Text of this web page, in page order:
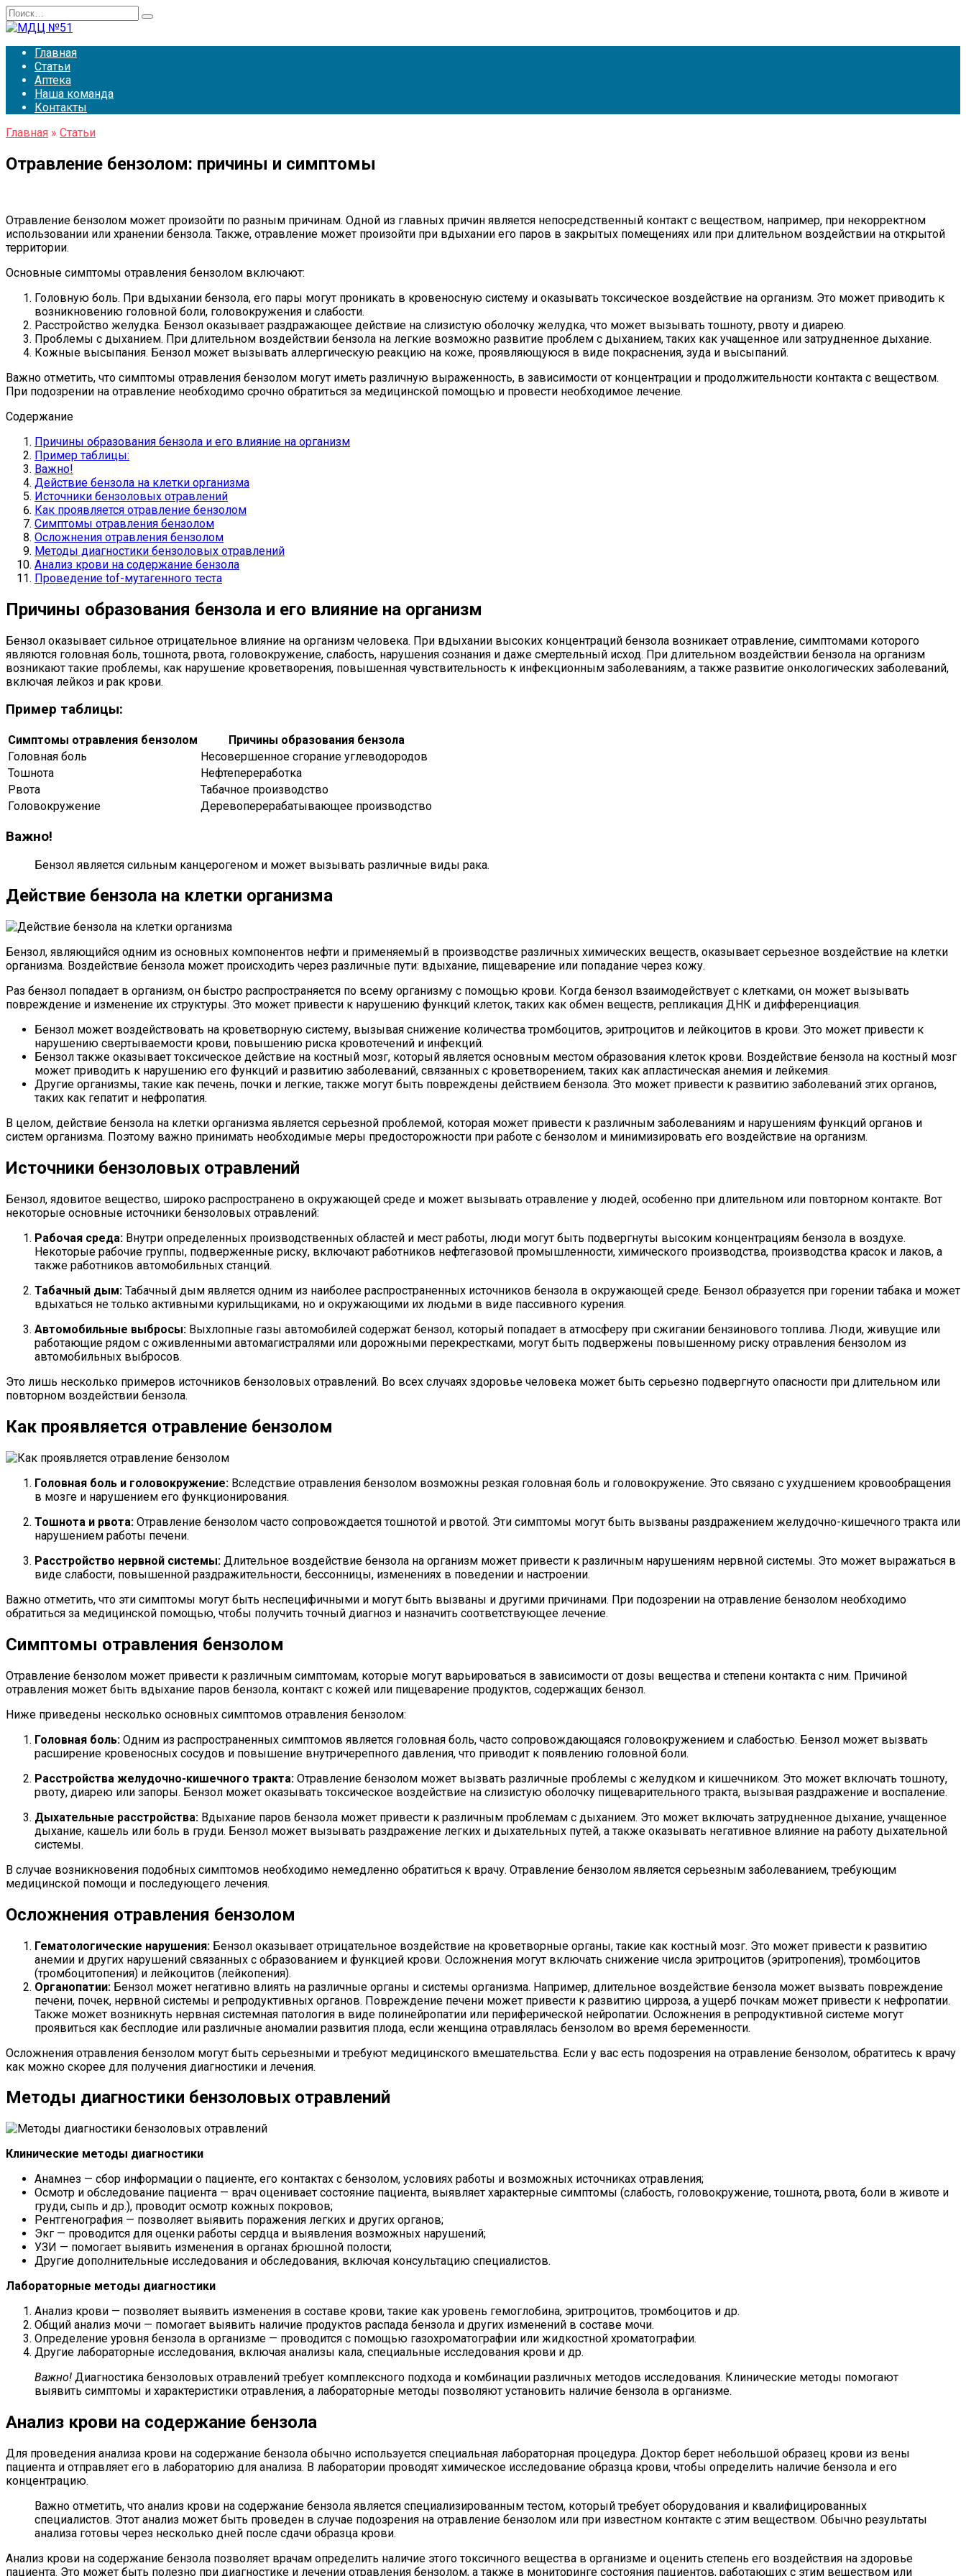
Перейти
к
Search
for:
Главная
Статьи
Аптека
Наша команда
Контакты
Главная » Статьи
Отравление бензолом: причины и симптомы
Отравление бензолом может произойти по разным причинам. Одной из главных причин является непосредственный контакт с веществом, например, при некорректном
использовании или хранении бензола. Также, отравление может произойти при вдыхании его паров в закрытых помещениях или при длительном воздействии на открытой
территории.
Основные симптомы отравления бензолом включают:
Головную боль. При вдыхании бензола, его пары могут проникать в кровеносную систему и оказывать токсическое воздействие на организм. Это может приводить к
возникновению головной боли, головокружения и слабости.
Расстройство желудка. Бензол оказывает раздражающее действие на слизистую оболочку желудка, что может вызывать тошноту, рвоту и диарею.
Проблемы с дыханием. При длительном воздействии бензола на легкие возможно развитие проблем с дыханием, таких как учащенное или затрудненное дыхание.
Кожные высыпания. Бензол может вызывать аллергическую реакцию на коже, проявляющуюся в виде покраснения, зуда и высыпаний.
Важно отметить, что симптомы отравления бензолом могут иметь различную выраженность, в зависимости от концентрации и продолжительности контакта с веществом.
При подозрении на отравление необходимо срочно обратиться за медицинской помощью и провести необходимое лечение.
Содержание
Причины образования бензола и его влияние на организм
Пример таблицы:
Важно!
Действие бензола на клетки организма
Источники бензоловых отравлений
Как проявляется отравление бензолом
Симптомы отравления бензолом
Осложнения отравления бензолом
Методы диагностики бензоловых отравлений
Анализ крови на содержание бензола
Проведение tof-мутагенного теста
Причины образования бензола и его влияние на организм
Бензол оказывает сильное отрицательное влияние на организм человека. При вдыхании высоких концентраций бензола возникает отравление, симптомами которого
являются головная боль, тошнота, рвота, головокружение, слабость, нарушения сознания и даже смертельный исход. При длительном воздействии бензола на организм
возникают такие проблемы, как нарушение кроветворения, повышенная чувствительность к инфекционным заболеваниям, а также развитие онкологических заболеваний,
включая лейкоз и рак крови.
Пример таблицы:
Симптомы отравления бензолом
Причины образования бензола
Головная боль
Несовершенное сгорание углеводородов
Тошнота
Нефтепереработка
Рвота
Табачное производство
Головокружение
Деревоперерабатывающее производство
Важно!
Бензол является сильным канцерогеном и может вызывать различные виды рака.
Действие бензола на клетки организма
Бензол, являющийся одним из основных компонентов нефти и применяемый в производстве различных химических веществ, оказывает серьезное воздействие на клетки
организма. Воздействие бензола может происходить через различные пути: вдыхание, пищеварение или попадание через кожу.
Раз бензол попадает в организм, он быстро распространяется по всему организму с помощью крови. Когда бензол взаимодействует с клетками, он может вызывать
повреждение и изменение их структуры. Это может привести к нарушению функций клеток, таких как обмен веществ, репликация ДНК и дифференциация.
Бензол может воздействовать на кроветворную систему, вызывая снижение количества тромбоцитов, эритроцитов и лейкоцитов в крови. Это может привести к
нарушению свертываемости крови, повышению риска кровотечений и инфекций.
Бензол также оказывает токсическое действие на костный мозг, который является основным местом образования клеток крови. Воздействие бензола на костный мозг
может приводить к нарушению его функций и развитию заболеваний, связанных с кроветворением, таких как апластическая анемия и лейкемия.
Другие организмы, такие как печень, почки и легкие, также могут быть повреждены действием бензола. Это может привести к развитию заболеваний этих органов,
таких как гепатит и нефропатия.
В целом, действие бензола на клетки организма является серьезной проблемой, которая может привести к различным заболеваниям и нарушениям функций органов и
систем организма. Поэтому важно принимать необходимые меры предосторожности при работе с бензолом и минимизировать его воздействие на организм.
Источники бензоловых отравлений
Бензол, ядовитое вещество, широко распространено в окружающей среде и может вызывать отравление у людей, особенно при длительном или повторном контакте. Вот
некоторые основные источники бензоловых отравлений:
Рабочая среда: Внутри определенных производственных областей и мест работы, люди могут быть подвергнуты высоким концентрациям бензола в воздухе.
Некоторые рабочие группы, подверженные риску, включают работников нефтегазовой промышленности, химического производства, производства красок и лаков, а
также работников автомобильных станций.
Табачный дым: Табачный дым является одним из наиболее распространенных источников бензола в окружающей среде. Бензол образуется при горении табака и может
вдыхаться не только активными курильщиками, но и окружающими их людьми в виде пассивного курения.
Автомобильные выбросы: Выхлопные газы автомобилей содержат бензол, который попадает в атмосферу при сжигании бензинового топлива. Люди, живущие или
работающие рядом с оживленными автомагистралями или дорожными перекрестками, могут быть подвержены повышенному риску отравления бензолом из
автомобильных выбросов.
Это лишь несколько примеров источников бензоловых отравлений. Во всех случаях здоровье человека может быть серьезно подвергнуто опасности при длительном или
повторном воздействии бензола.
Как проявляется отравление бензолом
Головная боль и головокружение: Вследствие отравления бензолом возможны резкая головная боль и головокружение. Это связано с ухудшением кровообращения
в мозге и нарушением его функционирования.
Тошнота и рвота: Отравление бензолом часто сопровождается тошнотой и рвотой. Эти симптомы могут быть вызваны раздражением желудочно-кишечного тракта или
нарушением работы печени.
Расстройство нервной системы: Длительное воздействие бензола на организм может привести к различным нарушениям нервной системы. Это может выражаться в
виде слабости, повышенной раздражительности, бессонницы, изменениях в поведении и настроении.
Важно отметить, что эти симптомы могут быть неспецифичными и могут быть вызваны и другими причинами. При подозрении на отравление бензолом необходимо
обратиться за медицинской помощью, чтобы получить точный диагноз и назначить соответствующее лечение.
Симптомы отравления бензолом
Отравление бензолом может привести к различным симптомам, которые могут варьироваться в зависимости от дозы вещества и степени контакта с ним. Причиной
отравления может быть вдыхание паров бензола, контакт с кожей или пищеварение продуктов, содержащих бензол.
Ниже приведены несколько основных симптомов отравления бензолом:
Головная боль: Одним из распространенных симптомов является головная боль, часто сопровождающаяся головокружением и слабостью. Бензол может вызвать
расширение кровеносных сосудов и повышение внутричерепного давления, что приводит к появлению головной боли.
Расстройства желудочно-кишечного тракта: Отравление бензолом может вызвать различные проблемы с желудком и кишечником. Это может включать тошноту,
рвоту, диарею или запоры. Бензол может оказывать токсическое воздействие на слизистую оболочку пищеварительного тракта, вызывая раздражение и воспаление.
Дыхательные расстройства: Вдыхание паров бензола может привести к различным проблемам с дыханием. Это может включать затрудненное дыхание, учащенное
дыхание, кашель или боль в груди. Бензол может вызывать раздражение легких и дыхательных путей, а также оказывать негативное влияние на работу дыхательной
системы.
В случае возникновения подобных симптомов необходимо немедленно обратиться к врачу. Отравление бензолом является серьезным заболеванием, требующим
медицинской помощи и последующего лечения.
Осложнения отравления бензолом
Гематологические нарушения: Бензол оказывает отрицательное воздействие на кроветворные органы, такие как костный мозг. Это может привести к развитию
анемии и других нарушений связанных с образованием и функцией крови. Осложнения могут включать снижение числа эритроцитов (эритропения), тромбоцитов
(тромбоцитопения) и лейкоцитов (лейкопения).
Органопатии: Бензол может негативно влиять на различные органы и системы организма. Например, длительное воздействие бензола может вызвать повреждение
печени, почек, нервной системы и репродуктивных органов. Повреждение печени может привести к развитию цирроза, а ущерб почкам может привести к нефропатии.
Также может возникнуть нервная системная патология в виде полинейропатии или периферической нейропатии. Осложнения в репродуктивной системе могут
проявиться как бесплодие или различные аномалии развития плода, если женщина отравлялась бензолом во время беременности.
Осложнения отравления бензолом могут быть серьезными и требуют медицинского вмешательства. Если у вас есть подозрения на отравление бензолом, обратитесь к врачу
как можно скорее для получения диагностики и лечения.
Методы диагностики бензоловых отравлений
Клинические методы диагностики
Анамнез — сбор информации о пациенте, его контактах с бензолом, условиях работы и возможных источниках отравления;
Осмотр и обследование пациента — врач оценивает состояние пациента, выявляет характерные симптомы (слабость, головокружение, тошнота, рвота, боли в животе и
груди, сыпь и др.), проводит осмотр кожных покровов;
Рентгенография — позволяет выявить поражения легких и других органов;
Экг — проводится для оценки работы сердца и выявления возможных нарушений;
УЗИ — помогает выявить изменения в органах брюшной полости;
Другие дополнительные исследования и обследования, включая консультацию специалистов.
Лабораторные методы диагностики
Анализ крови — позволяет выявить изменения в составе крови, такие как уровень гемоглобина, эритроцитов, тромбоцитов и др.
Общий анализ мочи — помогает выявить наличие продуктов распада бензола и других изменений в составе мочи.
Определение уровня бензола в организме — проводится с помощью газохроматографии или жидкостной хроматографии.
Другие лабораторные исследования, включая анализы кала, специальные исследования крови и др.
Важно! Диагностика бензоловых отравлений требует комплексного подхода и комбинации различных методов исследования. Клинические методы помогают
выявить симптомы и характеристики отравления, а лабораторные методы позволяют установить наличие бензола в организме.
Анализ крови на содержание бензола
Для проведения анализа крови на содержание бензола обычно используется специальная лабораторная процедура. Доктор берет небольшой образец крови из вены
пациента и отправляет его в лабораторию для анализа. В лаборатории проводят химическое исследование образца крови, чтобы определить наличие бензола и его
концентрацию.
Важно отметить, что анализ крови на содержание бензола является специализированным тестом, который требует оборудования и квалифицированных
специалистов. Этот анализ может быть проведен в случае подозрения на отравление бензолом или при известном контакте с этим веществом. Обычно результаты
анализа готовы через несколько дней после сдачи образца крови.
Анализ крови на содержание бензола позволяет врачам определить наличие этого токсичного вещества в организме и оценить степень его воздействия на здоровье
пациента. Это может быть полезно при диагностике и лечении отравления бензолом, а также в мониторинге состояния пациентов, работающих с этим веществом или